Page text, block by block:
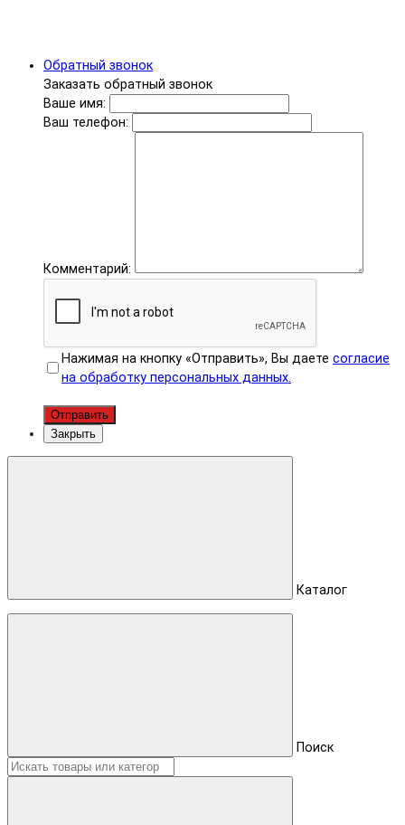
Обратный звонок
Заказать обратный звонок
Ваше имя:
Ваш телефон:
Комментарий:
Нажимая на кнопку «Отправить», Вы даете согласие
на обработку персональных данных.
Отправить
Закрыть
Каталог
Поиск